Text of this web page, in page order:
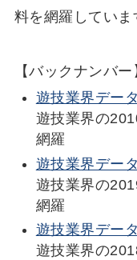
料を網羅していま
【バックナンバー
遊技業界デー
遊技業界の
網羅
遊技業界デー
遊技業界の
網羅
遊技業界デー
遊技業界の